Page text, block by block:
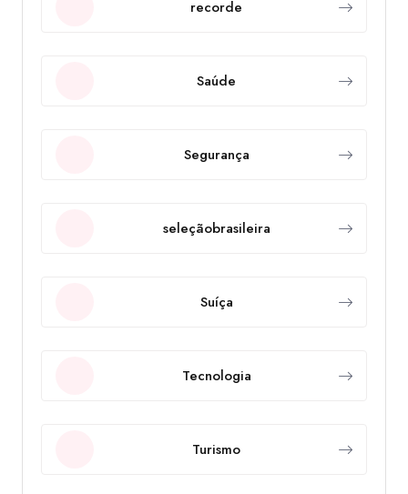
recorde
Saúde
Segurança
seleçãobrasileira
Suíça
Tecnologia
Turismo